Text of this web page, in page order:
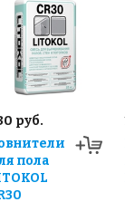
руб.
пола